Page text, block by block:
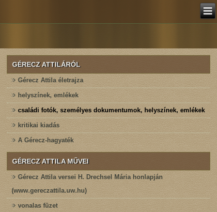
GÉRECZ ATTILÁRÓL
Gérecz Attila életrajza
helyszínek, emlékek
családi fotók, személyes dokumentumok, helyszínek, emlékek
kritikai kiadás
A Gérecz-hagyaték
GÉRECZ ATTILA MŰVEI
Gérecz Attila versei H. Drechsel Mária honlapján
(www.gereczattila.uw.hu)
vonalas füzet